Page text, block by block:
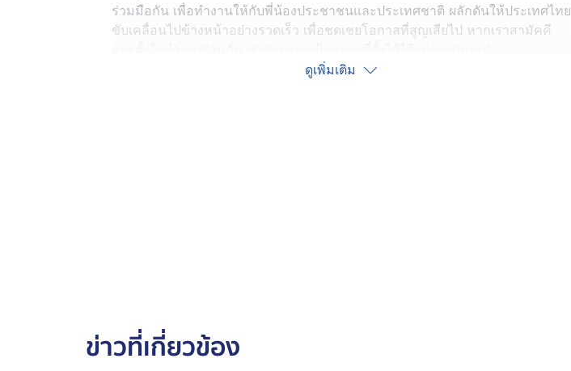
ร่วมมือกัน เพื่อทำงานให้กับพี่น้องประชาชนและประเทศชาติ ผลักดันให้ประเทศไทย
ขับเคลื่อนไปข้างหน้าอย่างรวดเร็ว เพื่อชดเชยโอกาสที่สูญเสียไป หากเราสามัคคี
ดูเพิ่มเติม
ข่าวที่เกี่ยวข้อง